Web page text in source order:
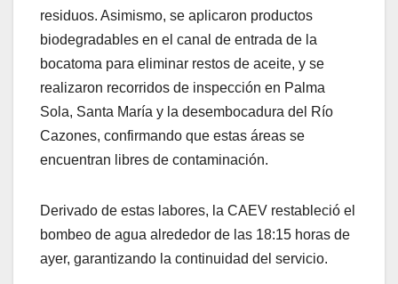
residuos. Asimismo, se aplicaron productos
biodegradables en el canal de entrada de la
bocatoma para eliminar restos de aceite, y se
realizaron recorridos de inspección en Palma
Sola, Santa María y la desembocadura del Río
Cazones, confirmando que estas áreas se
encuentran libres de contaminación.
Derivado de estas labores, la CAEV restableció el
bombeo de agua alrededor de las 18:15 horas de
ayer, garantizando la continuidad del servicio.